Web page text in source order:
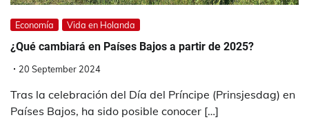
Economía Vida en Holanda
¿Qué cambiará en Países Bajos a partir de 2025?
20 September 2024
Tras la celebración del Día del Príncipe (Prinsjesdag) en
Países Bajos, ha sido posible conocer […]